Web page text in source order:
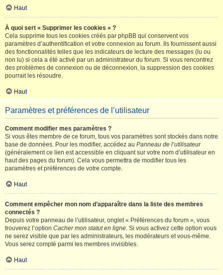
Haut
À quoi sert « Supprimer les cookies » ?
Cela supprime tous les cookies créés par phpBB qui conservent vos
paramètres d’authentification et votre connexion au forum. Ils fournissent aussi
des fonctionnalités telles que les indicateurs de lecture des messages (lu ou
non lu) si cela a été activé par un administrateur du forum. Si vous rencontrez
des problèmes de connexion ou de déconnexion, la suppression des cookies
pourrait les résoudre.
Haut
Paramètres et préférences de l’utilisateur
Comment modifier mes paramètres ?
Si vous êtes membre de ce forum, tous vos paramètres sont stockés dans notre
base de données. Pour les modifier, accédez au Panneau de l’utilisateur
(généralement ce lien est accessible en cliquant sur votre nom d’utilisateur en
haut des pages du forum). Cela vous permettra de modifier tous les
paramètres et préférences de votre compte.
Haut
Comment empêcher mon nom d’apparaître dans la liste des membres
connectés ?
Depuis votre panneau de l’utilisateur, onglet « Préférences du forum », vous
trouverez l’option Cacher mon statut en ligne. Si vous activez cette option vous
ne serez visible que par les administrateurs, les modérateurs et vous-même.
Vous serez compté parmi les membres invisibles.
Haut